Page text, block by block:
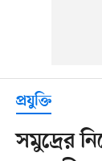
প্রযুক্তি
সমুদ্রের